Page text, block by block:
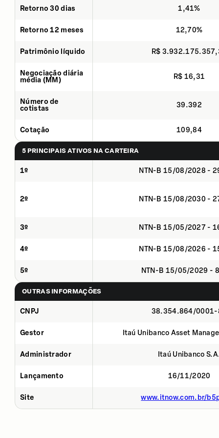
Retorno 30 dias 1,41%
Retorno 12 meses 12,70%
Patrimônio líquido R$
Negociação diária
média (MM)
R$ 16,31
Número de
cotistas
39.392
Cotação 109,84
5 PRINCIPAIS ATIVOS NA CARTEIRA
1º NTN-B 15/08/2028 -
2º NTN-B 15/08/2030 -
3º NTN-B 15/05/2027 -
4º NTN-B 15/08/2026 -
5º NTN-B 15/05/2029 -
OUTRAS INFORMAÇÕES
CNPJ 38.354.864/0001-
Gestor Itaú Unibanco Asset
Administrador Itaú Unibanco
Lançamento 16/11/2020
Site www.itnow.com.br/